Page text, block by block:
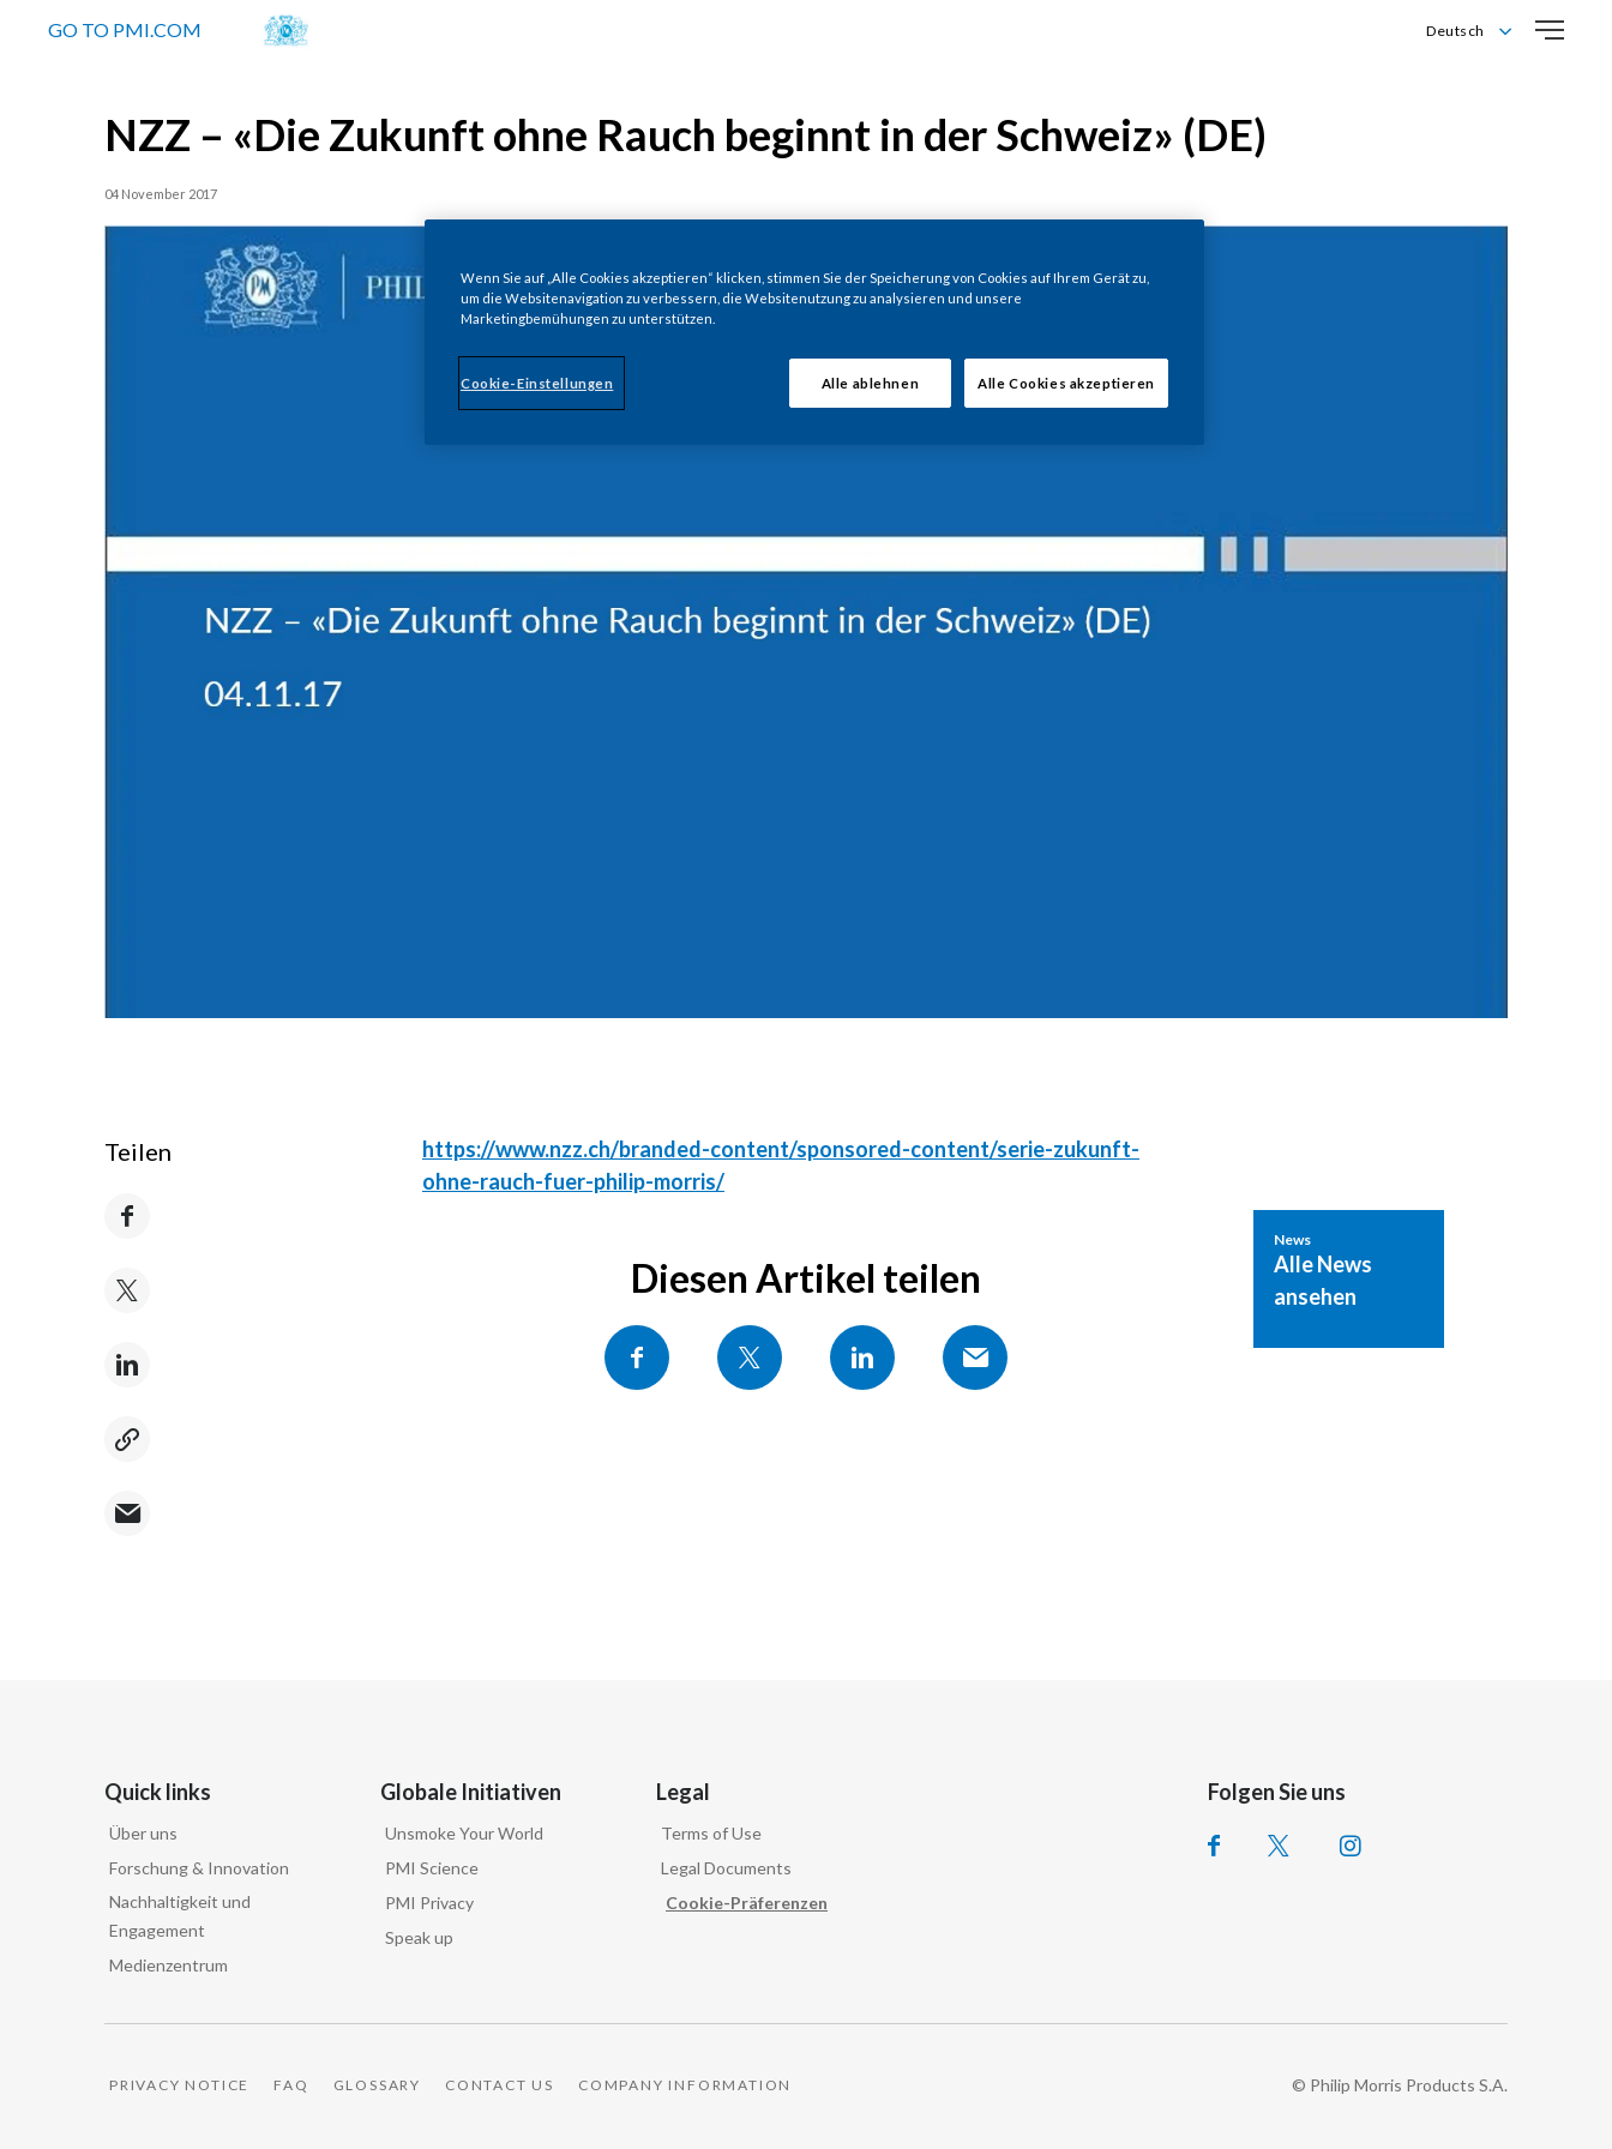
GO TO PMI.COM
Deutsch
NZZ – «Die Zukunft ohne Rauch beginnt in der Schweiz» (DE)
04 November 2017
Teilen
https://www.nzz.ch/branded-content/sponsored-content/serie-zukunft-
ohne-rauch-fuer-philip-morris/
Diesen Artikel teilen
News
Alle News
ansehen
Quick links
Über uns
Forschung & Innovation
Nachhaltigkeit und
Engagement
Medienzentrum
Globale Initiativen
Unsmoke Your World
PMI Science
PMI Privacy
Speak up
Legal
Terms of Use
Legal Documents
Cookie-Präferenzen
Folgen Sie uns
PRIVACY NOTICE FAQ GLOSSARY CONTACT US COMPANY INFORMATION © Philip Morris Products S.A.
Wenn Sie auf „Alle Cookies akzeptieren“ klicken, stimmen Sie der Speicherung von Cookies auf Ihrem Gerät zu,
um die Websitenavigation zu verbessern, die Websitenutzung zu analysieren und unsere
Marketingbemühungen zu unterstützen.
Cookie-Einstellungen Alle ablehnen Alle Cookies akzeptieren